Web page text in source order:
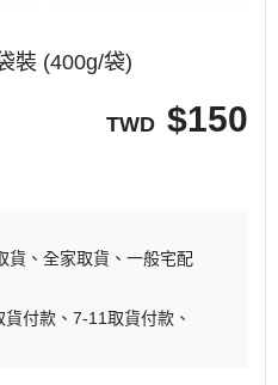
裝 (400g/袋)
TWD $150
貨 全家取貨
一般宅配
貨付款
7-11取貨付款